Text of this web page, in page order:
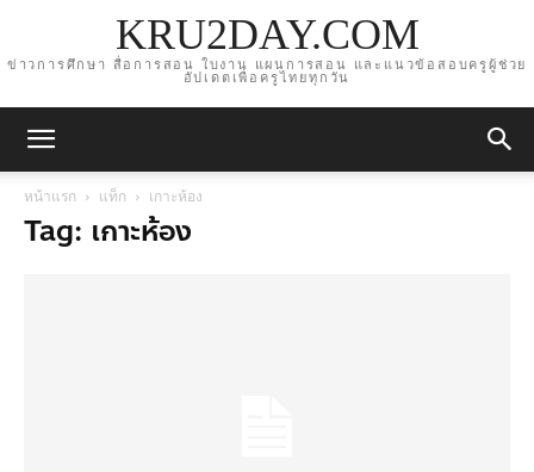
KRU2DAY.COM
ข่าวการศึกษา สื่อการสอน ใบงาน แผนการสอน และแนวข้อสอบครูผู้ช่วย
อัปเดตเพื่อครูไทยทุกวัน
หน้าแรก แท็ก เกาะห้อง
Tag: เกาะห้อง